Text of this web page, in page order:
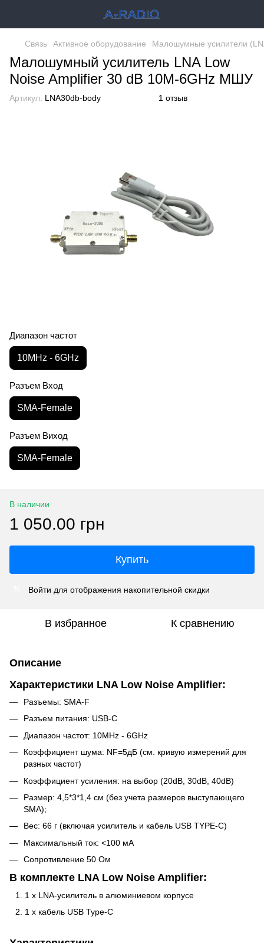
Связь Активное оборудование Малошумные усилители
Малошумный усилитель LNA Low
Noise Amplifier 30 dB 10M-6GHz МШУ
Артикул: LNA30db-body 1 отзыв
Диапазон частот
10MHz - 6GHz
Разъем Вход
SMA-Female
Разъем Виход
SMA-Female
В наличии
1 050.00 грн
Купить
Войти для отображения накопительной скидки
В избранное К сравнению
Описание
Характеристики LNA Low Noise Amplifier:
Разъемы: SMA-F
Разъем питания: USB-C
Диапазон частот: 10MHz - 6GHz
Коэффициент шума: NF=5дБ (см. кривую измерений для
разных частот)
Коэффициент усиления: на выбор (20dB, 30dB, 40dB)
Размер: 4,5*3*1,4 см (без учета размеров выступающего
SMA);
Вес: 66 г (включая усилитель и кабель USB TYPE-C)
Максимальный ток: <100 мА
Сопротивление 50 Ом
В комплекте LNA Low Noise Amplifier:
1 x LNA-усилитель в алюминиевом корпусе
1 х кабель USB Type-C